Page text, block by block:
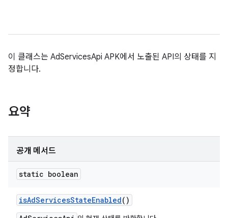
이 클래스는 AdServicesApi APK에서 노출된 API의 상태를 지
정합니다.
요약
공개 메서드
static boolean
isAdServicesStateEnabled()